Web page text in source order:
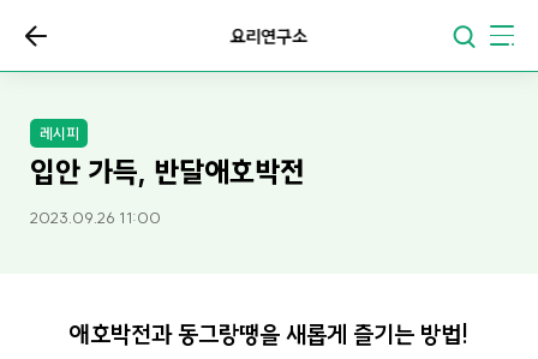
요리연구소
레시피
입안 가득, 반달애호박전
2023.09.26 11:00
애호박전과 동그랑땡을 새롭게 즐기는 방법!